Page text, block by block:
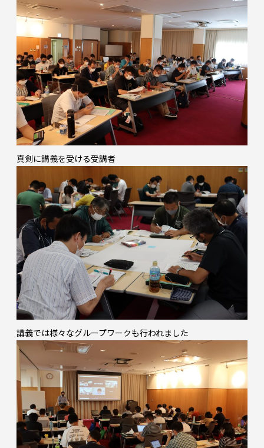
真剣に講義を受ける受講者
講義では様々なグループワークも行われました